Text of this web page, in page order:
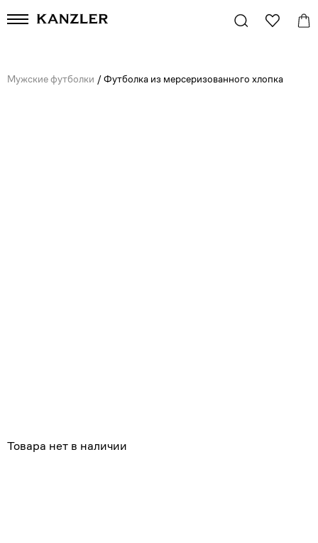
Мужские футболки /Футболка из мерсеризованного хлопка
Товара нет в наличии